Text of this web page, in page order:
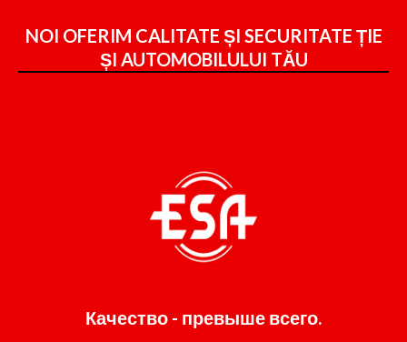
NOI OFERIM CALITATE ȘI SECURITATE ȚIE
ȘI AUTOMOBILULUI TĂU
Качество - превыше всего.